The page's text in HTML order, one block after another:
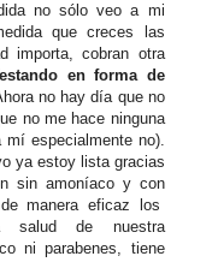
no sólo veo a mi
que creces las
importa, cobran otra
en forma de
no hay día que no
no me hace ninguna
mí especialmente no).
ya estoy lista gracias
sin amoníaco y con
manera eficaz los
salud de nuestra
ni parabenes, tiene